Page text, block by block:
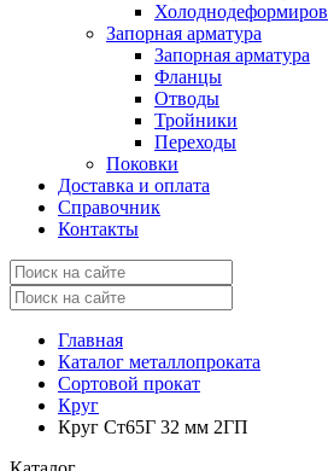
Запорная арматура
Запорная арматура
Фланцы
Отводы
Тройники
Переходы
Поковки
Доставка и оплата
Справочник
Контакты
Главная
Каталог металлопроката
Сортовой прокат
Круг
Круг Ст65Г 32 мм 2ГП